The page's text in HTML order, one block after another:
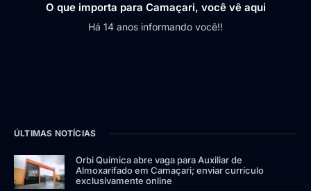
O que importa para Camaçari, você vê aqui
Há 14 anos informando você!!
ÚLTIMAS NOTÍCIAS
Orbi Química abre vaga para Auxiliar de
Almoxarifado em Camaçari; enviar currículo
exclusivamente online